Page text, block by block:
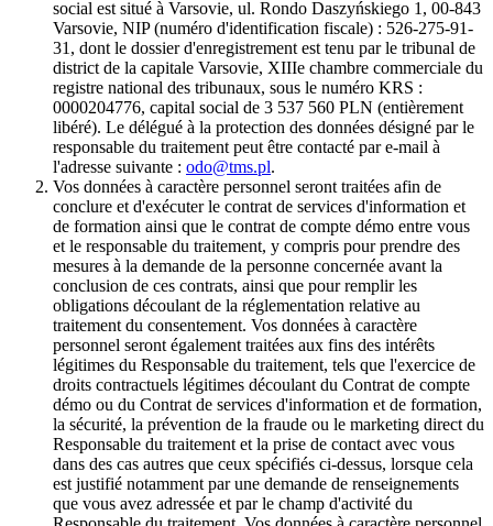
social est situé à Varsovie, ul. Rondo Daszyńskiego 1, 00-843
Varsovie, NIP (numéro d'identification fiscale) : 526-275-91-
31, dont le dossier d'enregistrement est tenu par le tribunal de
district de la capitale Varsovie, XIIIe chambre commerciale du
registre national des tribunaux, sous le numéro KRS :
0000204776, capital social de 3 537 560 PLN (entièrement
libéré). Le délégué à la protection des données désigné par le
responsable du traitement peut être contacté par e-mail à
l'adresse suivante : odo@tms.pl.
Vos données à caractère personnel seront traitées afin de
conclure et d'exécuter le contrat de services d'information et
de formation ainsi que le contrat de compte démo entre vous
et le responsable du traitement, y compris pour prendre des
mesures à la demande de la personne concernée avant la
conclusion de ces contrats, ainsi que pour remplir les
obligations découlant de la réglementation relative au
traitement du consentement. Vos données à caractère
personnel seront également traitées aux fins des intérêts
légitimes du Responsable du traitement, tels que l'exercice de
droits contractuels légitimes découlant du Contrat de compte
démo ou du Contrat de services d'information et de formation,
la sécurité, la prévention de la fraude ou le marketing direct du
Responsable du traitement et la prise de contact avec vous
dans des cas autres que ceux spécifiés ci-dessus, lorsque cela
est justifié notamment par une demande de renseignements
que vous avez adressée et par le champ d'activité du